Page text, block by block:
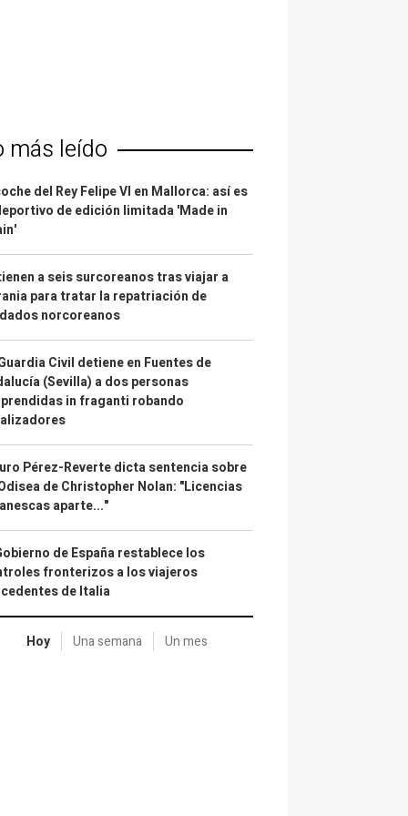
más leído
del Rey Felipe VI en Mallorca: así es
de edición limitada 'Made in
a seis surcoreanos tras viajar a
para tratar la repatriación de
norcoreanos
Civil detiene en Fuentes de
(Sevilla) a dos personas
in fraganti robando
Pérez-Reverte dicta sentencia sobre
de Christopher Nolan: "Licencias
aparte..."
de España restablece los
fronterizos a los viajeros
de Italia
Hoy Una semana Un mes